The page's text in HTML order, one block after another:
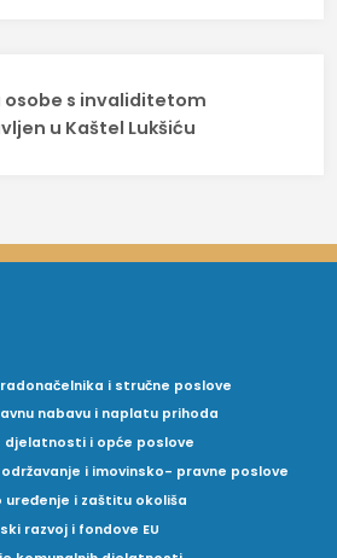
osobe s invaliditetom
u Kaštel Lukšiću
i stručne poslove
nabavu i naplatu prihoda
djelatnosti i opće poslove
i imovinsko- pravne poslove
i zaštitu okoliša
razvoj i fondove EU